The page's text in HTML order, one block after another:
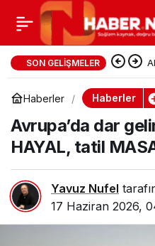
SON GELIŞMELER
Haberler Haberler
Avrupa’da dar
HAYAL, tatil
Yavuz Nufel
17 Haziran 2026,
Hollanda’nın Ankara
Büyükelçisi ile Çorum
Belediye Başkanının
makam odasındaki maçı